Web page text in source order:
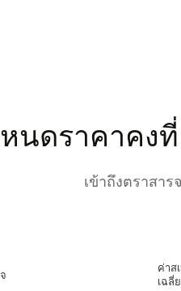
นดราคาคง
เข้าถึงตราสา
ค่าส
เฉลี่ย